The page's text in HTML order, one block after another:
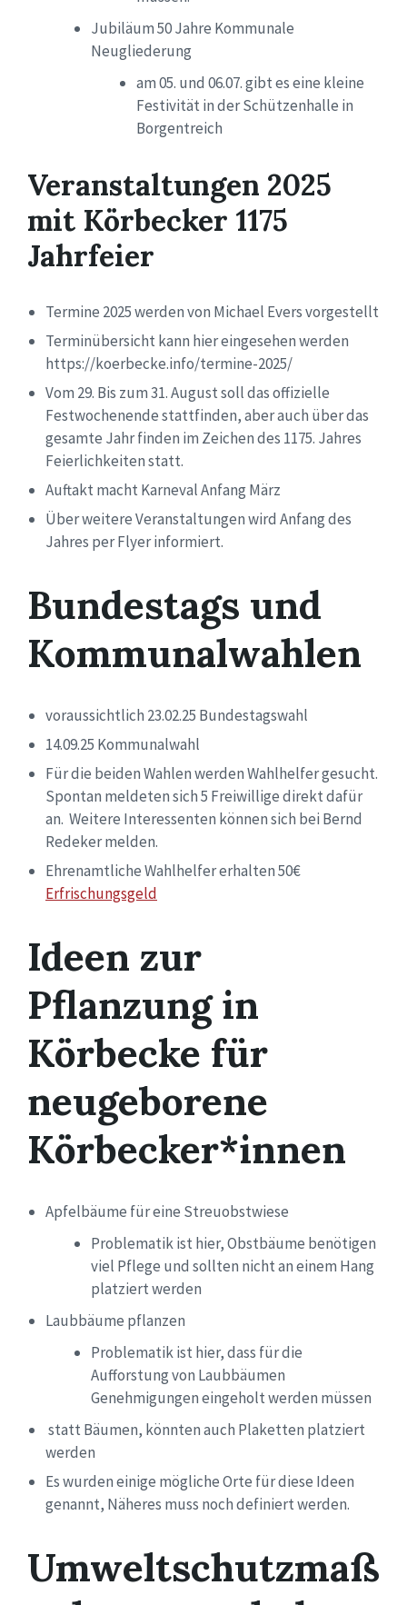
Jubiläum 50 Jahre Kommunale
Neugliederung
am 05. und 06.07. gibt es eine kleine
Festivität in der Schützenhalle in
Borgentreich
Veranstaltungen 2025
mit Körbecker 1175
Jahrfeier
Termine 2025 werden von Michael Evers vorgestellt
Terminübersicht kann hier eingesehen werden
https://koerbecke.info/termine-2025/
Vom 29. Bis zum 31. August soll das offizielle
Festwochenende stattfinden, aber auch über das
gesamte Jahr finden im Zeichen des 1175. Jahres
Feierlichkeiten statt.
Auftakt macht KarnevalAnfang März
Über weitere Veranstaltungen wird Anfang des
Jahres per Flyer informiert.
Bundestags und
Kommunalwahlen
voraussichtlich 23.02.25 Bundestagswahl
14.09.25 Kommunalwahl
Für die beiden Wahlen werden Wahlhelfer gesucht.
Spontan meldeten sich 5 Freiwillige direkt dafür
an. Weitere Interessenten können sich bei Bernd
Redeker melden.
Ehrenamtliche Wahlhelfer erhalten 50€
Erfrischungsgeld
Ideen zur
Pflanzung in
Körbecke für
neugeborene
Körbecker*innen
Apfelbäume für eine Streuobstwiese
Problematik ist hier,Obstbäume benötigen
viel Pflege und sollten nicht an einem Hang
platziert werden
Laubbäume pflanzen
Problematik ist hier, dass für die
Aufforstung von Laubbäumen
Genehmigungen eingeholt werden müssen
statt Bäumen, könnten auch Plaketten platziert
werden
Es wurden einige mögliche Orte für diese Ideen
genannt, Näheres muss noch definiert werden.
Umweltschutzmaß